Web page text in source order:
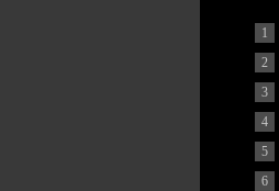
1
度
2
3
堵
4
5
6